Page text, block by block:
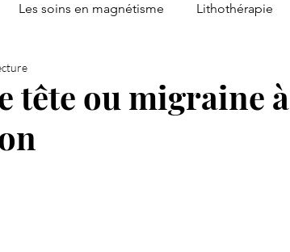
Les soins en magnétisme Lithothérapie
tête ou migraine à